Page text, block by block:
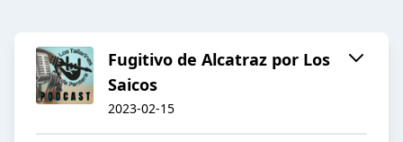
Fugitivo de Alcatraz por Los
Saicos
2023-02-15